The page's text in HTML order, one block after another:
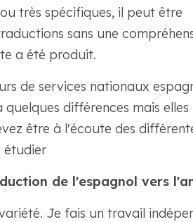
très spécifiques, il peut être
sans une
a été produit.
de services nationaux
différences mais elles
être à l'écoute des
étudier
de l'espagnol vers
Je fais un travail